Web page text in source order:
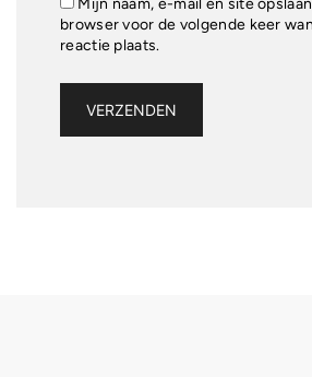
browser voor de volgende keer
reactie plaats.